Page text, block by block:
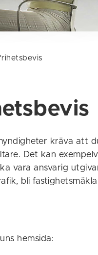
kräva att
Det kan
vara ansvarig
bli
hemsida: